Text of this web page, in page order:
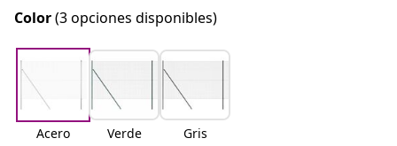
Color(3 opciones disponibles)
Acero
Verde Gris